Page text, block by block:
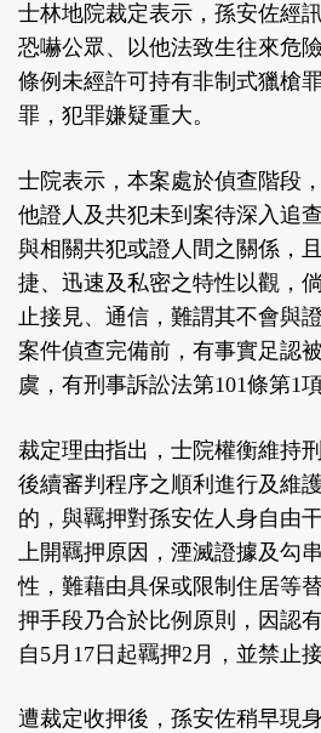
士林地院裁定表示，孫安佐經
恐嚇公眾、以他法致生往來危
條例未經許可持有非制式獵槍
罪，犯罪嫌疑重大。
士院表示，本案處於偵查階段
他證人及共犯未到案待深入追
與相關共犯或證人間之關係，
捷、迅速及私密之特性以觀，
止接見、通信，難謂其不會與
案件偵查完備前，有事實足認
虞，有刑事訴訟法第101條第1
裁定理由指出，士院權衡維持
後續審判程序之順利進行及維
的，與羈押對孫安佐人身自由
上開羈押原因，湮滅證據及勾
性，難藉由具保或限制住居等
押手段乃合於比例原則，因認
自5月17日起羈押2月，並禁止
遭裁定收押後，孫安佐稍早現